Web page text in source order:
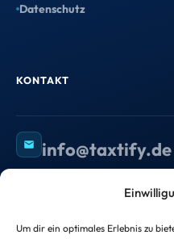
Um dir ein optimales Erlebnis zu
Datenschutz
KONTAKT
info@taxtify.de
©2026taxtify GmbH — Alle